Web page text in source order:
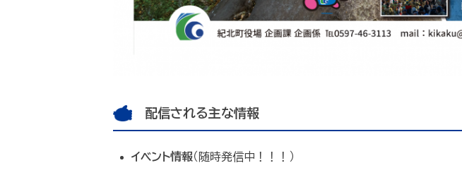
配信される主な情報
イベント情報（随時発信中！！！）